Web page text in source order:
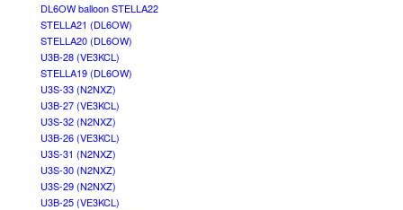
DL6OW balloon STELLA22
STELLA21 (DL6OW)
STELLA20 (DL6OW)
U3B-28 (VE3KCL)
STELLA19 (DL6OW)
U3S-33 (N2NXZ)
U3B-27 (VE3KCL)
U3S-32 (N2NXZ)
U3B-26 (VE3KCL)
U3S-31 (N2NXZ)
U3S-30 (N2NXZ)
U3S-29 (N2NXZ)
U3B-25 (VE3KCL)